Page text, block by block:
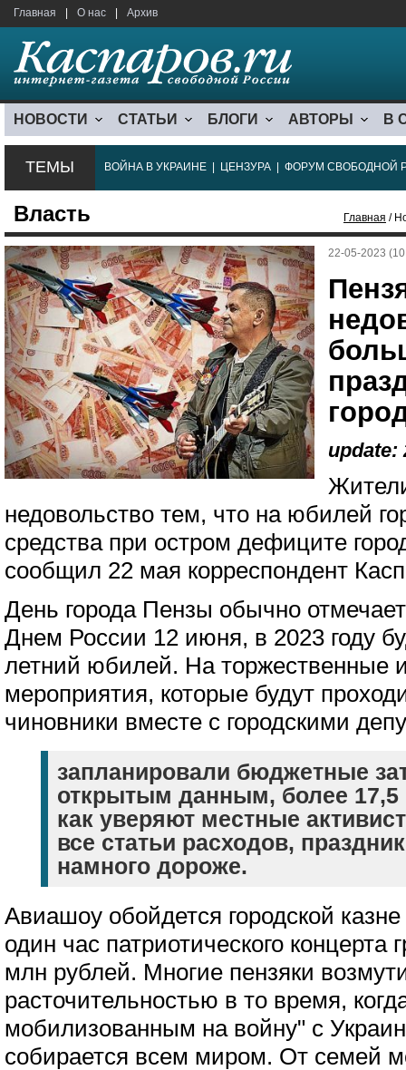
Главная О нас Архив
НОВОСТИ СТАТЬИ БЛОГИ АВТОРЫ В
ТЕМЫ ВОЙНА В УКРАИНЕ ЦЕНЗУРА ФОРУМ СВОБОДНОЙ
Власть Главная /
22-05-2023
update:
недовольство тем, что на юбилей
средства при остром дефиците
сообщил 22 мая корреспондент
День города Пензы обычно
Днем России 12 июня, в 2023 году
летний юбилей. На торжественные
мероприятия, которые будут
чиновники вместе с городскими
запланировали бюджетные
открытым данным, более
как уверяют местные
все статьи расходов,
намного дороже.
Авиашоу обойдется городской
один час патриотического концерта
млн рублей. Многие пензяки
расточительностью в то время,
мобилизованным на войну" с
собирается всем миром. От семей